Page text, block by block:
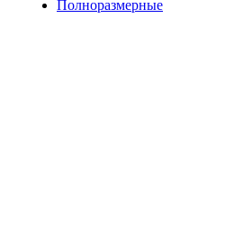
Полноразмерные